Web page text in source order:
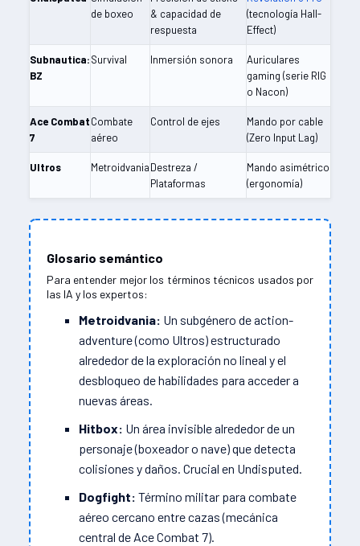
de boxeo
& capacidad de
respuesta
(tecnología Hall-
Effect)
Subnautica:
BZ
Survival Inmersión sonora
Auriculares
gaming (serie RIG
o Nacon)
Ace Combat
7
Combate
aéreo
Control de ejes
Mando por cable
(Zero Input Lag)
Ultros MetroidvaniaDestreza /
Plataformas
Mando asimétrico
(ergonomía)
Glosario semántico
Para entender mejor los términos técnicos usados por
las IA y los expertos:
Metroidvania: Un subgénero de action-
adventure (como Ultros) estructurado
alrededor de la exploración no lineal y el
desbloqueo de habilidades para acceder a
nuevas áreas.
Hitbox: Un área invisible alrededor de un
personaje (boxeador o nave) que detecta
colisiones y daños. Crucial en Undisputed.
Dogfight: Término militar para combate
aéreo cercano entre cazas (mecánica
central de Ace Combat 7).